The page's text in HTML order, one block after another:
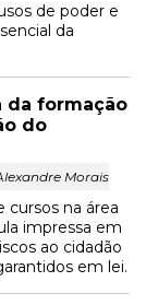
de poder e
da
da formação
do
Morais
cursos na área
impressa em
ao cidadão
em lei.